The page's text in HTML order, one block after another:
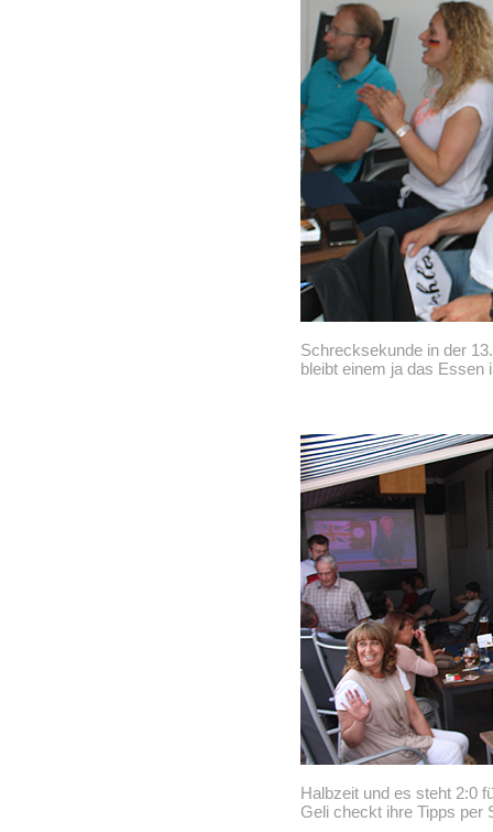
Schrecksekunde in der
bleibt einem ja das Essen
Halbzeit und es steht 2:0
Geli checkt ihre Tipps per